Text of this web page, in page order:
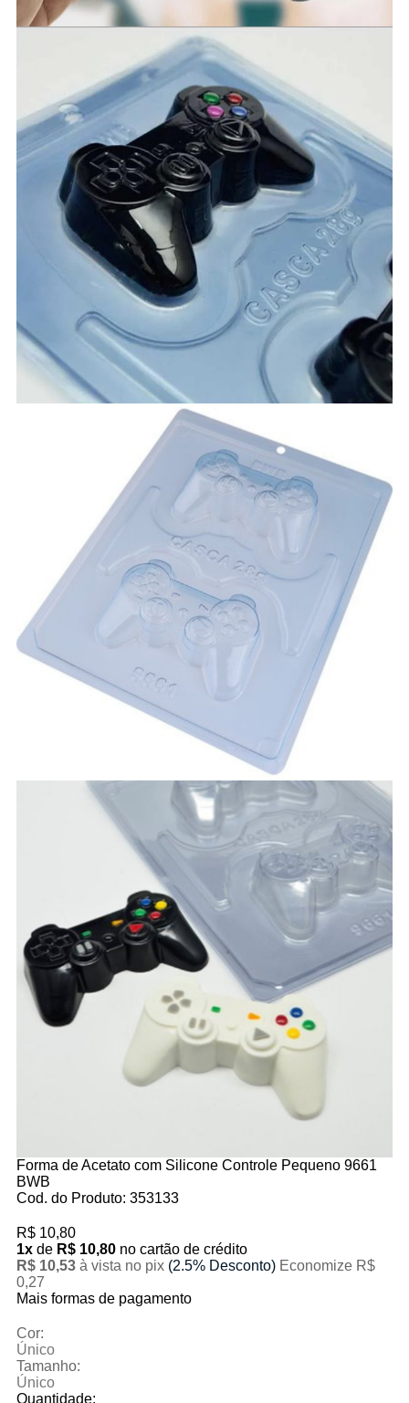
Forma de Acetato com Silicone Controle Pequeno 9661
BWB
Cod. do Produto: 353133
R$ 10,80
1xde R$ 10,80 no cartão de crédito
R$ 10,53 à vista no pix (2.5% Desconto) Economize R$
0,27
Mais formas de pagamento
Cor:
Único
Tamanho:
Único
Quantidade: